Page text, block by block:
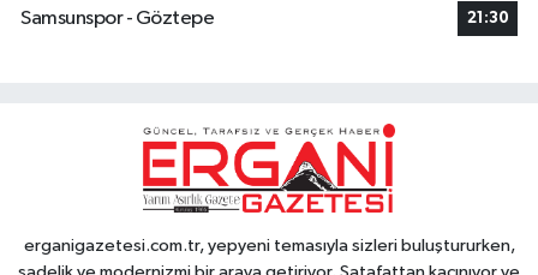
Samsunspor - Göztepe
21:30
erganigazetesi.com.tr, yepyeni temasıyla sizleri buluştururken,
sadelik ve modernizmi bir araya getiriyor. Şatafattan kaçınıyor ve